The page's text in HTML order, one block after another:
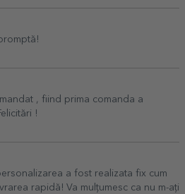
, fiind prima comanda a
!
a fost realizata fix cum
rapidă! Va mulțumesc ca nu m-ați